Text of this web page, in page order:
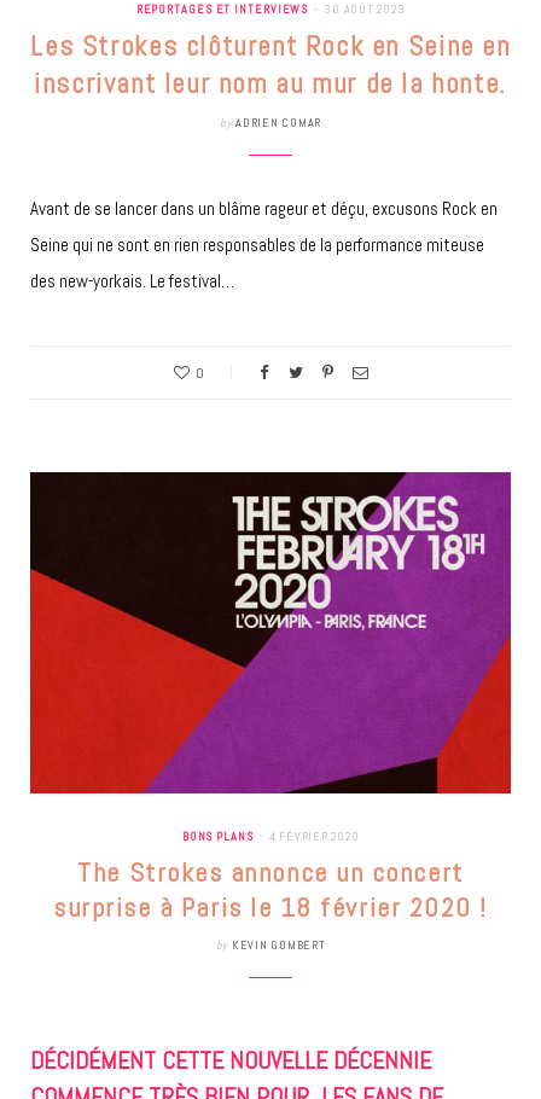
REPORTAGES ET INTERVIEWS 30 AOÛT 2023
Les Strokes clôturent Rock en Seine en
inscrivant leur nom au mur de la honte.
by ADRIEN COMAR
Avant de se lancer dans un blâme rageur et déçu, excusons Rock en
Seine qui ne sont en rien responsables de la performance miteuse
des new-yorkais. Le festival…
0
BONS PLANS 4 FÉVRIER 2020
The Strokes annonce un concert
surprise à Paris le 18 février 2020 !
by KEVIN GOMBERT
DÉCIDÉMENT CETTE NOUVELLE DÉCENNIE